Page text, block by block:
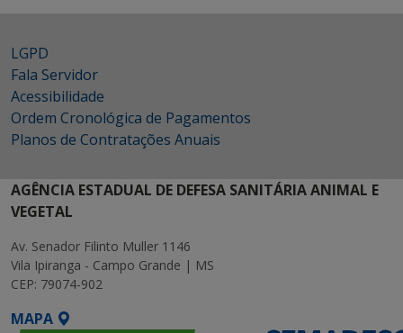
LGPD
Fala Servidor
Acessibilidade
Ordem Cronológica de Pagamentos
Planos de Contratações Anuais
AGÊNCIA ESTADUAL DE DEFESA SANITÁRIA ANIMAL E
VEGETAL
Av. Senador Filinto Muller 1146
Vila Ipiranga - Campo Grande | MS
CEP: 79074-902
MAPA